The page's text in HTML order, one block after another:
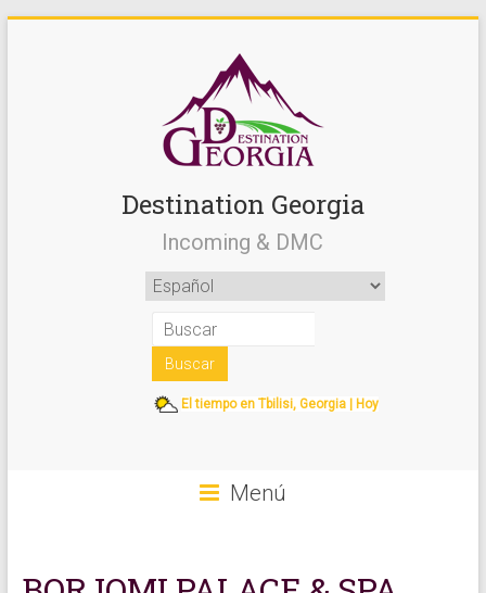
Destination Georgia
Incoming & DMC
El tiempo en Tbilisi, Georgia | Hoy
Menú